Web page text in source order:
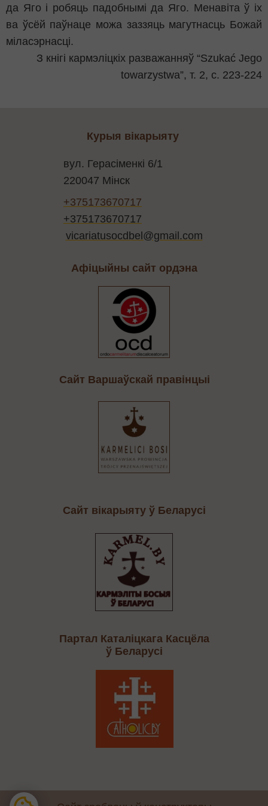
да Яго і робяць падобнымі да Яго. Менавіта ў іх
ва ўсёй паўнаце можа заззяць магутнасць Божай
міласэрнасці.
З кнігі кармэліцкіх разважанняў “Szukać Jego
towarzystwa”, т. 2, с. 223-224
вул. Герасіменкі 6/1
220047 Мінск
Сайт вікарыяту ў Беларусі
Партал Каталіцкага Касцёла
ў Беларусі
Афіцыйны сайт ордэна
+375173670717
+375173670717
vicariatusocdbel@gmail.com
Курыя вікарыяту
Cайт Варшаўскай правінцыі